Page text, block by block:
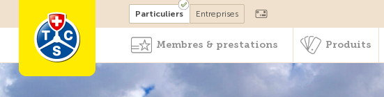
Devenir membre
Particuliers Entreprises
Membres & prestations Produits